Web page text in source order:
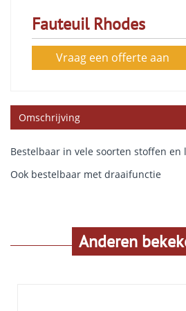
Fauteuil Rhodes
Vraag een offerte aan
Omschrijving
Bestelbaar in vele soorten stoffen en
Ook bestelbaar met draaifunctie
Anderen